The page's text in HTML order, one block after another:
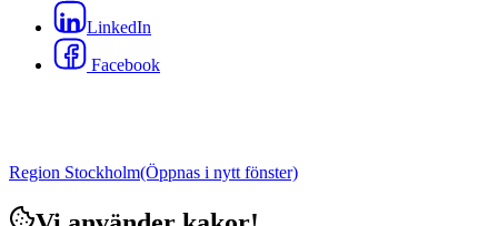
LinkedIn
Facebook
Region Stockholm(Öppnas i nytt fönster)